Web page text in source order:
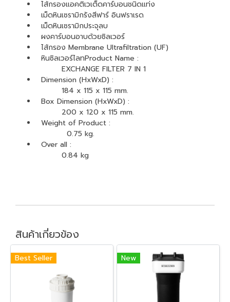
ไส้กรองแอคติเวเต็ดคาร์บอนชนิดแท่ง
เม็ดหินเซรามิกรังสีฟาร์ อินฟราเรด
เม็ดหินเซรามิกประจุลบ
ผงคาร์บอนอาบด้วยซิลเวอร์
ไส้กรอง Membrane Ultrafiltration (UF)
หินซิลเวอร์ไลทProduct Name :
EXCHANGE FILTER 7 IN 1
Dimension (HxWxD) :
184 x 115 x 115 mm.
Box Dimension (HxWxD) :
200 x 120 x 115 mm.
Weight of Product :
0.75 kg.
Over all :
0.84 kg
สินค้าเกี่ยวข้อง
Best Seller New